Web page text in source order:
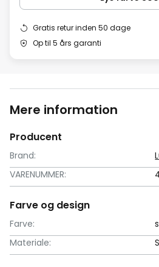
Gratis retur inden 50 dage
Op til 5 års garanti
Mere information
Producent
Brand:
VARENUMMER:
Farve og design
Farve:
Materiale: